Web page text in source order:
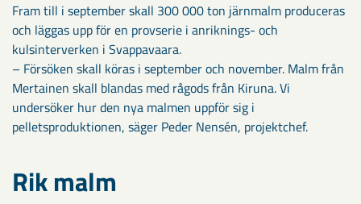
Fram till i september skall 300 000 ton järnmalm produceras
och läggas upp för en provserie i anriknings- och
kulsinterverken i Svappavaara.
– Försöken skall köras i september och november. Malm från
Mertainen skall blandas med rågods från Kiruna. Vi
undersöker hur den nya malmen uppför sig i
pelletsproduktionen, säger Peder Nensén, projektchef.
Rik malm